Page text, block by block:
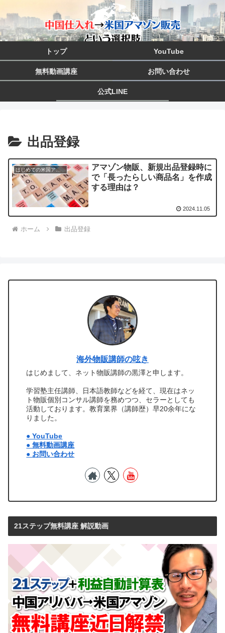
トップ YouTube
無料動画講座 お問い合わせ
公式LINE
出品登録
はじめての米国アマゾン物販
アマゾン物販、新規出品登録時に
で「長ったらしい商品名」を作成
する理由は？
2024.11.05
ホーム 出品登録
海外物販講師の呟き
はじめまして、ネット物販講師の黒澤と申します。
学習塾主任講師、日本語教師などを経て、現在はネッ
ト物販個別コンサル講師を務めつつ、セラーとしても
活動しております。教育業界（講師歴）早20余年にな
りました。
● YouTube
● 無料動画講座
● お問い合わせ
21ステップ無料講座 解説動画